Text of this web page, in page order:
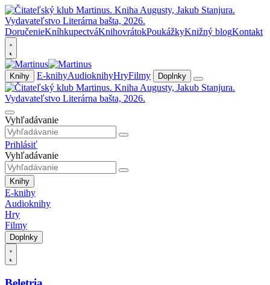
DoručenieKníhkupectváKnihovrátokPoukážkyKnižný blogKontakt
Knihy E-knihyAudioknihyHryFilmy Doplnky
Vyhľadávanie
Prihlásiť
Vyhľadávanie
Knihy
E-knihy
Audioknihy
Hry
Filmy
Doplnky